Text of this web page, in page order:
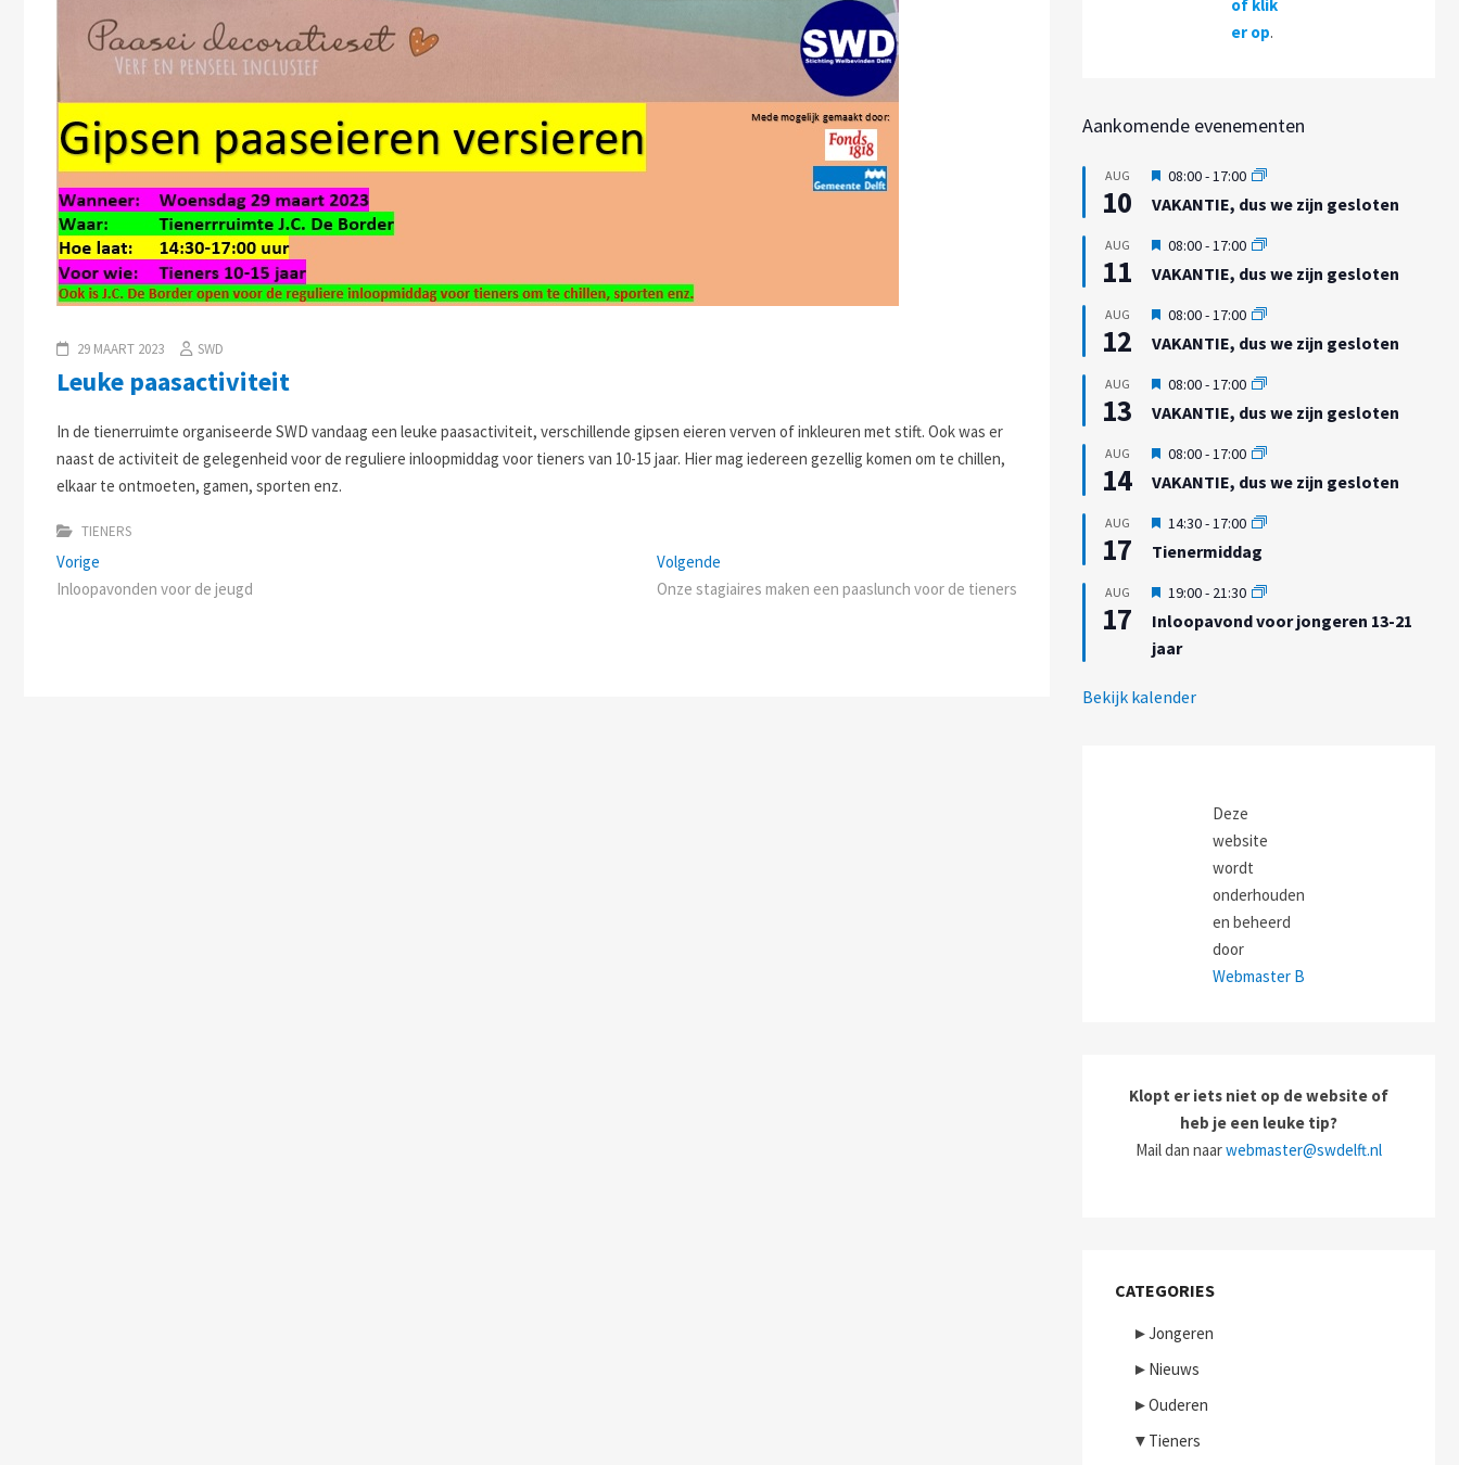
29 MAART 2023 SWD
Leuke paasactiviteit
In de tienerruimte organiseerde SWD vandaag een leuke paasactiviteit, verschillende gipsen eieren verven of inkleuren met stift. Ook was er
naast de activiteit de gelegenheid voor de reguliere inloopmiddag voor tieners van 10-15 jaar. Hier mag iedereen gezellig komen om te chillen,
elkaar te ontmoeten, gamen, sporten enz.
TIENERS
Bericht
navigatie
Vorige
post:
Inloopavonden voor de jeugd
Volgende
post:
Onze stagiaires maken een paaslunch voor de tieners
of klik
er op.
Aankomende evenementen
AUG
10
U
i
t
g
e
l
c
h
08:00-17:00
VAKANTIE, dus we zijn gesloten
AUG
11
U
i
t
g
e
l
c
h
08:00-17:00
VAKANTIE, dus we zijn gesloten
AUG
12
U
i
t
g
e
l
c
h
08:00-17:00
VAKANTIE, dus we zijn gesloten
AUG
13
U
i
t
g
e
l
c
h
08:00-17:00
VAKANTIE, dus we zijn gesloten
AUG
14
U
i
t
g
e
l
c
h
08:00-17:00
VAKANTIE, dus we zijn gesloten
AUG
17
U
t
g
e
l
i
t
14:30-17:00
Tienermiddag
AUG
17
U
i
t
g
l
19:00- 21:30
Inloopavond voor jongeren 13-21
jaar
Bekijk kalender
Deze
website
wordt
onderhouden
en beheerd
door
Webmaster B
Klopt er iets niet op de website of
heb je een leuke tip?
Mail dan naarwebmaster@swdelft.nl
CATEGORIES
►Jongeren
► Nieuws
►Ouderen
▼ Tieners